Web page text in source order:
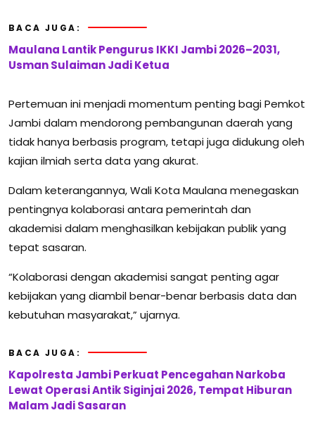
BACA JUGA:
Maulana Lantik Pengurus IKKI Jambi 2026–2031,
Usman Sulaiman Jadi Ketua
Pertemuan ini menjadi momentum penting bagi Pemkot
Jambi dalam mendorong pembangunan daerah yang
tidak hanya berbasis program, tetapi juga didukung oleh
kajian ilmiah serta data yang akurat.
Dalam keterangannya, Wali Kota Maulana menegaskan
pentingnya kolaborasi antara pemerintah dan
akademisi dalam menghasilkan kebijakan publik yang
tepat sasaran.
“Kolaborasi dengan akademisi sangat penting agar
kebijakan yang diambil benar-benar berbasis data dan
kebutuhan masyarakat,” ujarnya.
BACA JUGA:
Kapolresta Jambi Perkuat Pencegahan Narkoba
Lewat Operasi Antik Siginjai 2026, Tempat Hiburan
Malam Jadi Sasaran